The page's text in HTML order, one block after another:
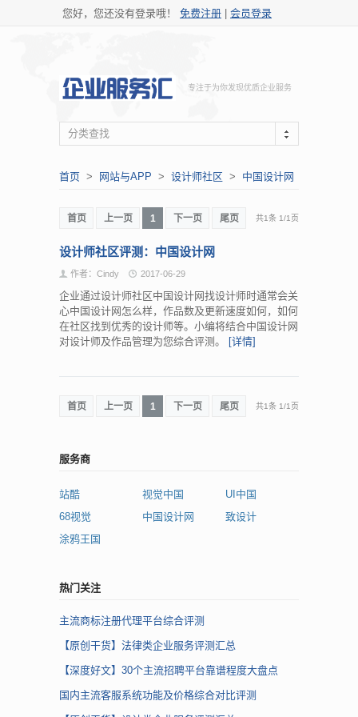
您好，您还没有登录哦！ 免费注册 会员登录
专注于为你发现优质企业服务
分类查找
首页 > 网站与APP > 设计师社区 > 中国设计网
首页 上一页 1 下一页 尾页 共1条 1/1页
设计师社区评测：中国设计网
作者：Cindy 2017-06-29
企业通过设计师社区中国设计网找设计师时通常会关
心中国设计网怎么样，作品数及更新速度如何，如何
在社区找到优秀的设计师等。小编将结合中国设计网
对设计师及作品管理为您综合评测。 [详情]
首页 上一页 1 下一页 尾页 共1条 1/1页
服务商
站酷 视觉中国
UI中国
68视觉
中国设计网
致设计
涂鸦王国
热门关注
主流商标注册代理平台综合评测
【原创干货】法律类企业服务评测汇总
【深度好文】30个主流招聘平台靠谱程度大盘点
国内主流客服系统功能及价格综合对比评测